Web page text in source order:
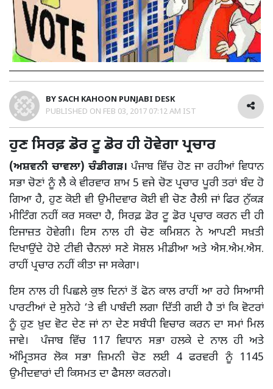
BY SACH KAHOON PUNJABI DESK
PUBLISHED ON FEB 03, 2017 07:12 AM IST
ਹੁਣ ਸਿਰਫ਼ ਡੋਰ ਟੂ ਡੋਰ ਹੀ ਹੋਵੇਗਾ ਪ੍ਰਚਾਰ
(ਅਸ਼ਵਨੀ ਚਾਵਲਾ) ਚੰਡੀਗੜ। ਪੰਜਾਬ ਵਿੱਚ ਹੋਣ ਜਾ ਰਹੀਆਂ ਵਿਧਾਨ
ਸਭਾ ਚੋਣਾਂ ਨੂੰ ਲੈ ਕੇ ਵੀਰਵਾਰ ਸ਼ਾਮ 5 ਵਜੇ ਚੋਣ ਪ੍ਰਚਾਰ ਪੂਰੀ ਤਰਾਂ ਬੰਦ ਹੋ
ਗਿਆ ਹੈ, ਹੁਣ ਕੋਈ ਵੀ ਉਮੀਦਵਾਰ ਕੋਈ ਵੀ ਚੋਣ ਰੈਲੀ ਜਾਂ ਫਿਰ ਨੁੱਕੜ
ਮੀਟਿੰਗ ਨਹੀਂ ਕਰ ਸਕਦਾ ਹੈ, ਸਿਰਫ਼ ਡੋਰ ਟੂ ਡੋਰ ਪ੍ਰਚਾਰ ਕਰਨ ਦੀ ਹੀ
ਇਜਾਜ਼ਤ ਹੋਵੇਗੀ। ਇਸ ਨਾਲ ਹੀ ਚੋਣ ਕਮਿਸ਼ਨ ਨੇ ਆਪਣੀ ਸਖ਼ਤੀ
ਦਿਖਾਉਂਦੇ ਹੋਏ ਟੀਵੀ ਚੈਨਲਾਂ ਸਣੇ ਸੋਸ਼ਲ ਮੀਡੀਆ ਅਤੇ ਐਸ.ਐਮ.ਐਸ.
ਰਾਹੀਂ ਪ੍ਰਚਾਰ ਨਹੀਂ ਕੀਤਾ ਜਾ ਸਕੇਗਾ।
ਇਸ ਨਾਲ ਹੀ ਪਿਛਲੇ ਕੁਝ ਦਿਨਾਂ ਤੋਂ ਫੋਨ ਕਾਲ ਰਾਹੀਂ ਆ ਰਹੇ ਸਿਆਸੀ
ਪਾਰਟੀਆਂ ਦੇ ਸੁਨੇਹੇ ‘ਤੇ ਵੀ ਪਾਬੰਦੀ ਲਗਾ ਦਿੱਤੀ ਗਈ ਹੈ ਤਾਂ ਕਿ ਵੋਟਰਾਂ
ਨੂੰ ਹੁਣ ਖ਼ੁਦ ਵੋਟ ਦੇਣ ਜਾਂ ਨਾ ਦੇਣ ਸਬੰਧੀ ਵਿਚਾਰ ਕਰਨ ਦਾ ਸਮਾਂ ਮਿਲ
ਜਾਵੇ। ਪੰਜਾਬ ਵਿੱਚ 117 ਵਿਧਾਨ ਸਭਾ ਹਲਕੇ ਦੇ ਨਾਲ ਹੀ ਅਤੇ
ਅੰਮ੍ਰਿਤਸਰ ਲੋਕ ਸਭਾ ਜ਼ਿਮਨੀ ਚੋਣ ਲਈ 4 ਫਰਵਰੀ ਨੂੰ 1145
ਉਮੀਦਵਾਰਾਂ ਦੀ ਕਿਸਮਤ ਦਾ ਫੈਸਲਾ ਕਰਨਗੇ।